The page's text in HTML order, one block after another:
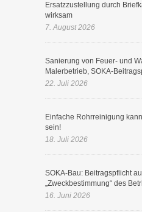
Ersatzzustellung durch
wirksam
7. August 2026
Sanierung von Feuer- und
Malerbetrieb, SOKA-
22. Juli 2026
Einfache Rohrreinigung
sein!
18. Juli 2026
SOKA-Bau: Beitragspflicht
„Zweckbestimmung“ des
16. Juni 2026